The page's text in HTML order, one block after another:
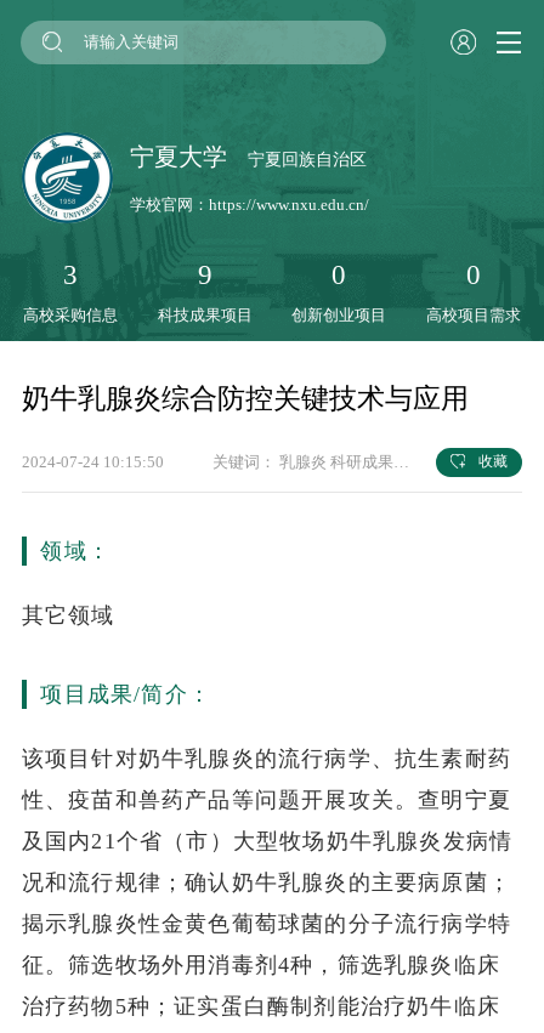
宁夏大学 宁夏回族自治区
学校官网： https://www.nxu.edu.cn/
3
高校采购信息
9
科技成果项目
0
创新创业项目
0
高校项目需求
奶牛乳腺炎综合防控关键技术与应用
2024-07-24 10:15:50 关键词： 乳腺炎 科研成果 宁夏大学 收藏
领域：
其它领域
项目成果/简介：
该项目针对奶牛乳腺炎的流行病学、抗生素耐药
性、疫苗和兽药产品等问题开展攻关。查明宁夏
及国内21个省（市）大型牧场奶牛乳腺炎发病情
况和流行规律；确认奶牛乳腺炎的主要病原菌；
揭示乳腺炎性金黄色葡萄球菌的分子流行病学特
征。筛选牧场外用消毒剂4种，筛选乳腺炎临床
治疗药物5种；证实蛋白酶制剂能治疗奶牛临床